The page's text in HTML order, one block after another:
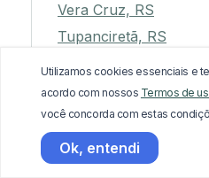
Vera Cruz, RS
Tupanciretã, RS
Água Santa, RS
Pejuçara, RS
Alvorada, RS
Constantina, RS
Giruá, RS
Utilizamos cookies essenciais e
acordo com nossos Termos de
você concorda com estas
Ok, entendi